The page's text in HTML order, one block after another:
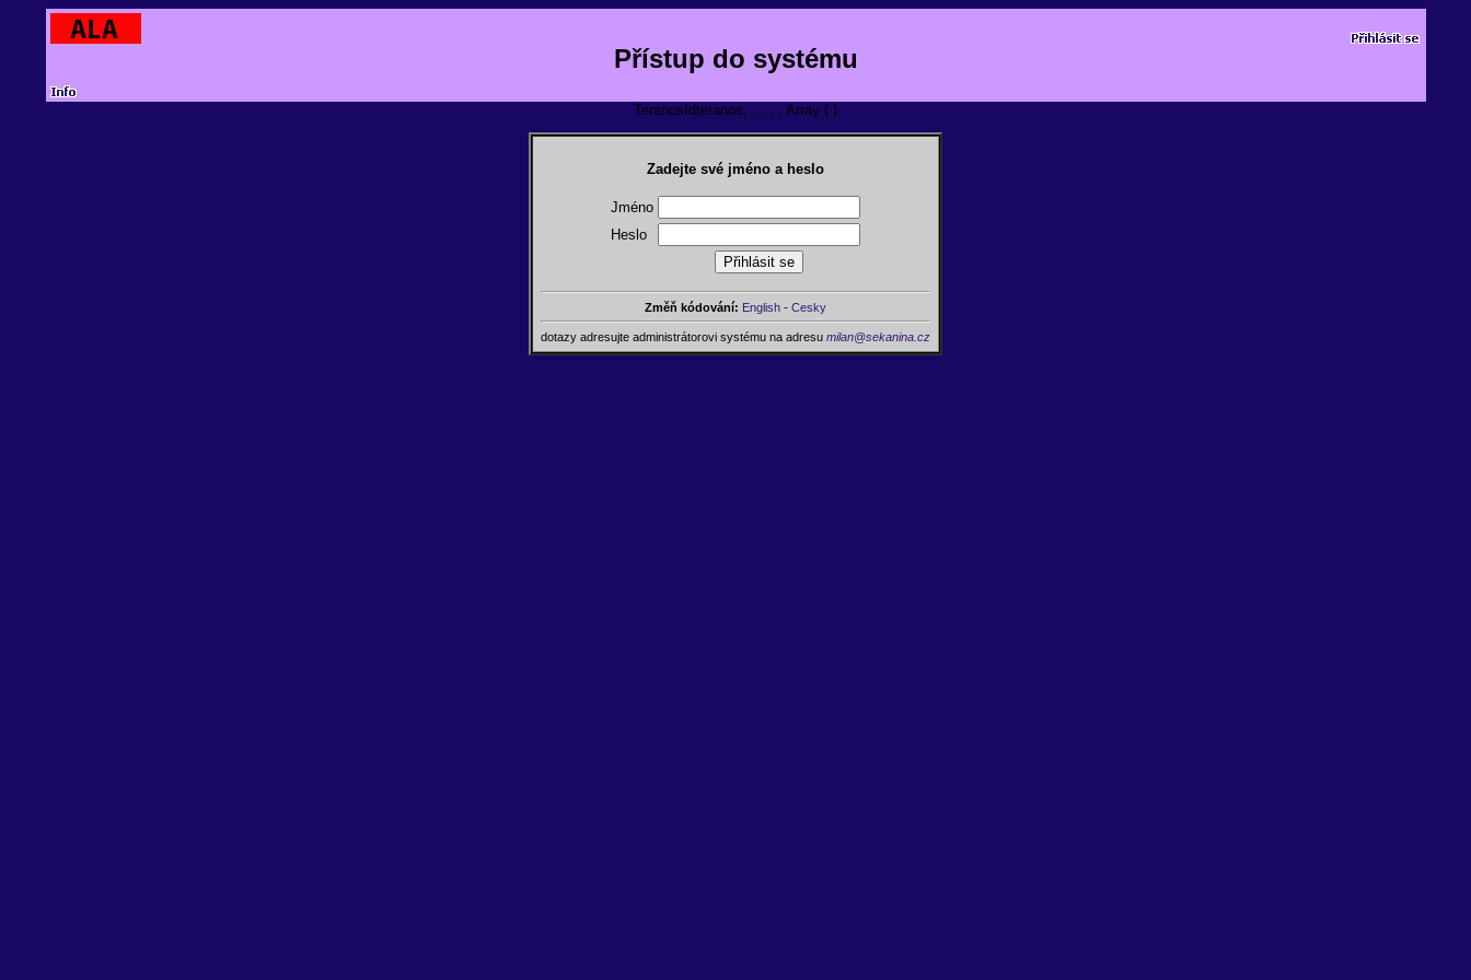
Přístup do systému
TeranosIdteranos, , , , , Array ( )
Zadejte své jméno a heslo
Jméno
Heslo
Změň kódování: English - Cesky
dotazy adresujte administrátorovi systému na adresu milan@sekanina.cz